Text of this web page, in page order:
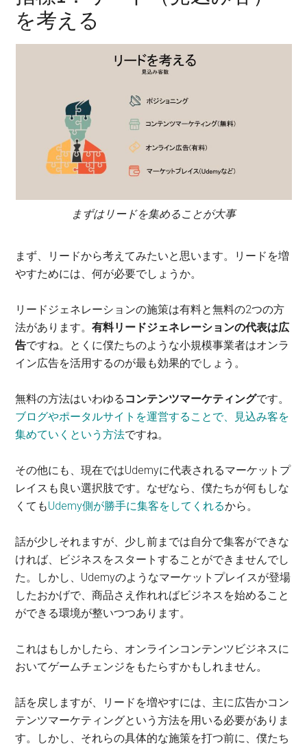
を考える
まずはリードを集めることが大事
まず、リードから考えてみたいと思います。リードを増
やすためには、何が必要でしょうか。
リードジェネレーションの施策は有料と無料の2つの方
法があります。有料リードジェネレーションの代表は広
告ですね。とくに僕たちのような小規模事業者はオンラ
イン広告を活用するのが最も効果的でしょう。
無料の方法はいわゆる コンテンツマーケティングです。
ブログやポータルサイトを運営することで、見込み客を
集めていくという方法ですね。
その他にも、現在ではUdemyに代表されるマーケットプ
レイスも良い選択肢です。なぜなら、僕たちが何もしな
くてもUdemy側が勝手に集客をしてくれるから。
話が少しそれますが、少し前までは自分で集客ができな
ければ、ビジネスをスタートすることができませんでし
た。しかし、Udemyのようなマーケットプレイスが登場
したおかげで、商品さえ作れればビジネスを始めること
ができる環境が整いつつあります。
これはもしかしたら、オンラインコンテンツビジネスに
おいてゲームチェンジをもたらすかもしれません。
話を戻しますが、リードを増やすには、主に広告かコン
テンツマーケティングという方法を用いる必要がありま
す。しかし、それらの具体的な施策を打つ前に、僕たち